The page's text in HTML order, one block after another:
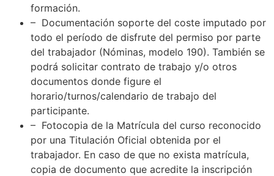
formación.
– Documentación soporte del coste imputado por
todo el período de disfrute del permiso por parte
del trabajador (Nóminas, modelo 190). También se
podrá solicitar contrato de trabajo y/o otros
documentos donde figure el
horario/turnos/calendario de trabajo del
participante.
– Fotocopia de la Matrícula del curso reconocido
por una Titulación Oficial obtenida por el
trabajador. En caso de que no exista matrícula,
copia de documento que acredite la inscripción